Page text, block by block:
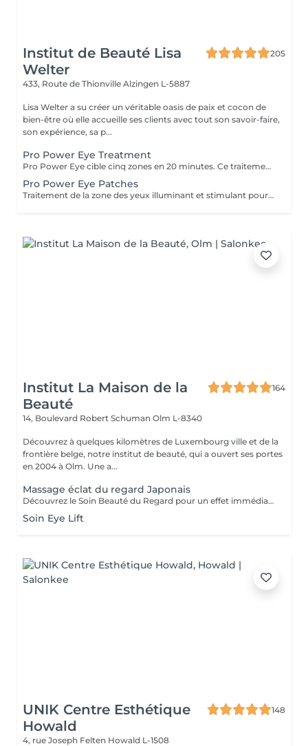
Institut de Beauté Lisa
Welter
205
433, Route de Thionville Alzingen L-5887
Lisa Welter a su créer un véritable oasis de paix et cocon de
bien-être où elle accueille ses clients avec tout son savoir-faire,
son expérience, sa p...
Pro Power Eye Treatment
Pro Power Eye cible cinq zones en 20 minutes. Ce traitement de la peau offre un soin complet de la zone complexe des yeux et cible les muscles faciaux, les réseaux de macro et micro circulation, et la texture de la peau à l'aide de patchs aux acides de fruits et l'utilisation de micro courant.
Pro Power Eye Patches
Traitement de la zone des yeux illuminant et stimulant pour les réseaux de macro et micro circulation et la texture de la peau à l'aide de patches aux acides de fruits.
Institut La Maison de la
Beauté
164
14, Boulevard Robert Schuman Olm L-8340
Découvrez à quelques kilomètres de Luxembourg ville et de la
frontière belge, notre institut de beauté, qui a ouvert ses portes
en 2004 à Olm. Une a...
Massage éclat du regard Japonais
Découvrez le Soin Beauté du Regard pour un effet immédiat et visible. Grâce au drainage, aux points d'acupression et au massage stimulant, le regard est défatigué, les cernes et poches atténués, et les ridules lissées dès la première séance. Un moment de détente profonde, idéal seul ou en complément d'un soin, pour un regard lumineux et reposé.
Soin Eye Lift
UNIK Centre Esthétique
Howald
148
4, rue Joseph Felten Howald L-1508